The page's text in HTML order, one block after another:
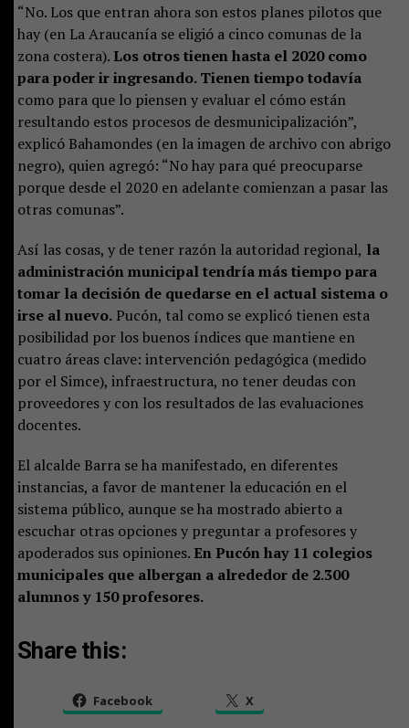
“No. Los que entran ahora son estos planes pilotos que
hay (en La Araucanía se eligió a cinco comunas de la
zona costera). Los otros tienen hasta el 2020 como
para poder ir ingresando. Tienen tiempo todavía
como para que lo piensen y evaluar el cómo están
resultando estos procesos de desmunicipalización”,
explicó Bahamondes (en la imagen de archivo con abrigo
negro), quien agregó: “No hay para qué preocuparse
porque desde el 2020 en adelante comienzan a pasar las
otras comunas”.
Así las cosas, y de tener razón la autoridad regional, la
administración municipal tendría más tiempo para
tomar la decisión de quedarse en el actual sistema o
irse al nuevo.Pucón, tal como se explicó tienen esta
posibilidad por los buenos índices que mantiene en
cuatro áreas clave: intervención pedagógica (medido
por el Simce), infraestructura, no tener deudas con
proveedores y con los resultados de las evaluaciones
docentes.
El alcalde Barra se ha manifestado, en diferentes
instancias, a favor de mantener la educación en el
sistema público, aunque se ha mostrado abierto a
escuchar otras opciones y preguntar a profesores y
apoderados sus opiniones. En Pucón hay 11 colegios
municipales que albergan a alrededor de 2.300
alumnos y 150 profesores.
Share this:
Facebook X